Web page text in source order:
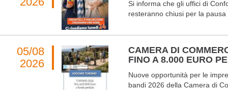
Si informa che gli uffici di
resteranno chiusi per la pausa
05/08
2026
CAMERA DI
FINO A 8.000 EURO
Nuove opportunità per le
bandi 2026 della Camera di